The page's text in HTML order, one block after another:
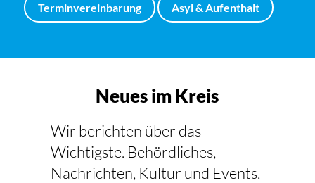
Terminvereinbarung Asyl & Aufenthalt
Neues im Kreis
Wir berichten über das
Wichtigste. Behördliches,
Nachrichten, Kultur und Events.